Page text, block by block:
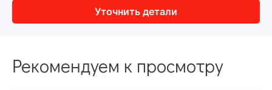
Уточнить детали
Рекомендуем к просмотру